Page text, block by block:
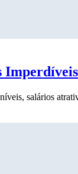
salários